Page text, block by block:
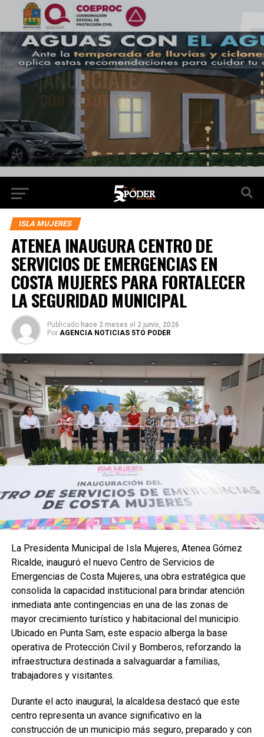
ISLA MUJERES
ATENEA INAUGURA CENTRO DE
SERVICIOS DE EMERGENCIAS EN
COSTA MUJERES PARA FORTALECER
LA SEGURIDAD MUNICIPAL
Publicado hace 2 meses el 2 junio, 2026
Por AGENCIA NOTICIAS 5TO PODER
La Presidenta Municipal de Isla Mujeres, Atenea Gómez
Ricalde, inauguró el nuevo Centro de Servicios de
Emergencias de Costa Mujeres, una obra estratégica que
consolida la capacidad institucional para brindar atención
inmediata ante contingencias en una de las zonas de
mayor crecimiento turístico y habitacional del municipio.
Ubicado en Punta Sam, este espacio alberga la base
operativa de Protección Civil y Bomberos, reforzando la
infraestructura destinada a salvaguardar a familias,
trabajadores y visitantes.
Durante el acto inaugural, la alcaldesa destacó que este
centro representa un avance significativo en la
construcción de un municipio más seguro, preparado y con